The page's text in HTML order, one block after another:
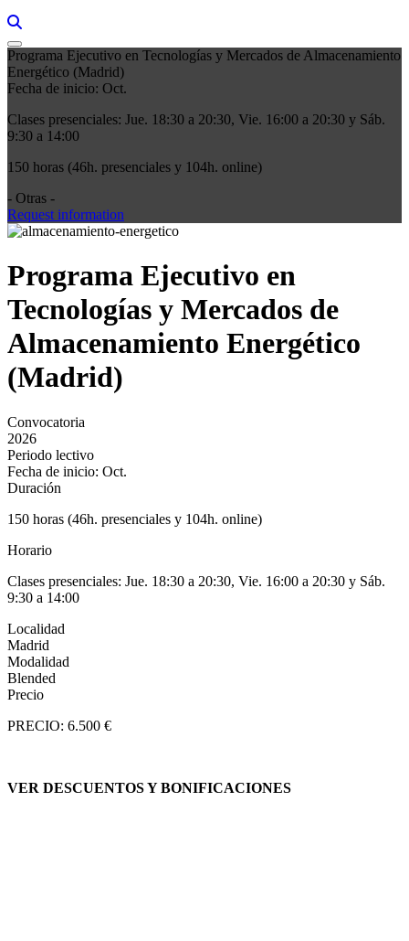
Programa Ejecutivo en Tecnologías y Mercados de Almacenamiento
Energético (Madrid)
Fecha de inicio: Oct.
Clases presenciales: Jue. 18:30 a 20:30, Vie. 16:00 a 20:30 y Sáb.
9:30 a 14:00
150 horas (46h. presenciales y 104h. online)
- Otras -
Request information
Programa Ejecutivo en
Tecnologías y Mercados de
Almacenamiento Energético
(Madrid)
Convocatoria
2026
Periodo lectivo
Fecha de inicio: Oct.
Duración
150 horas (46h. presenciales y 104h. online)
Horario
Clases presenciales: Jue. 18:30 a 20:30, Vie. 16:00 a 20:30 y Sáb.
9:30 a 14:00
Localidad
Madrid
Modalidad
Blended
Precio
PRECIO: 6.500 €
VER DESCUENTOS Y BONIFICACIONES